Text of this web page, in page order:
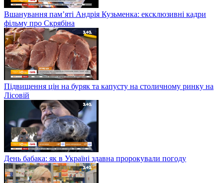
Вшанування пам’яті Андрія Кузьменка: ексклюзивні кадри
фільму про Скрябіна
Підвищення цін на буряк та капусту на столичному ринку на
Лісовій
День бабака: як в Україні здавна пророкували погоду